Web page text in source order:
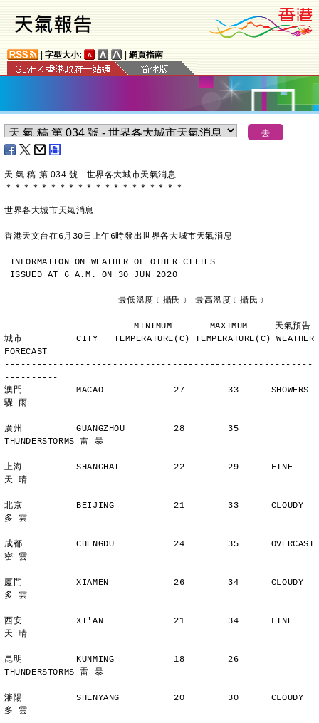
字型大小: 網頁指南
天 氣 稿 第 034 號 - 世界各大城市天氣消息
＊ ＊ ＊ ＊ ＊ ＊ ＊ ＊ ＊ ＊ ＊ ＊ ＊ ＊ ＊ ＊ ＊ ＊ ＊ ＊
世界各大城市天氣消息
香港天文台在6月30日上午6時發出世界各大城市天氣消息
INFORMATION ON WEATHER OF OTHER CITIES
ISSUED AT 6 A.M. ON 30 JUN 2020
                     最低溫度﹝攝氏﹞ 最高溫度﹝攝氏﹞
                        MINIMUM       MAXIMUM     天氣預告
城市          CITY   TEMPERATURE(C) TEMPERATURE(C) WEATHER
FORECAST
---------------------------------------------------------
----------
澳門          MACAO             27        33      SHOWERS
驟 雨
廣州          GUANGZHOU         28        35
THUNDERSTORMS 雷 暴
上海          SHANGHAI          22        29      FINE
天 晴
北京          BEIJING           21        33      CLOUDY
多 雲
成都          CHENGDU           24        35      OVERCAST
密 雲
廈門          XIAMEN            26        34      CLOUDY
多 雲
西安          XI'AN             21        34      FINE
天 晴
昆明          KUNMING           18        26
THUNDERSTORMS 雷 暴
瀋陽          SHENYANG          20        30      CLOUDY
多 雲